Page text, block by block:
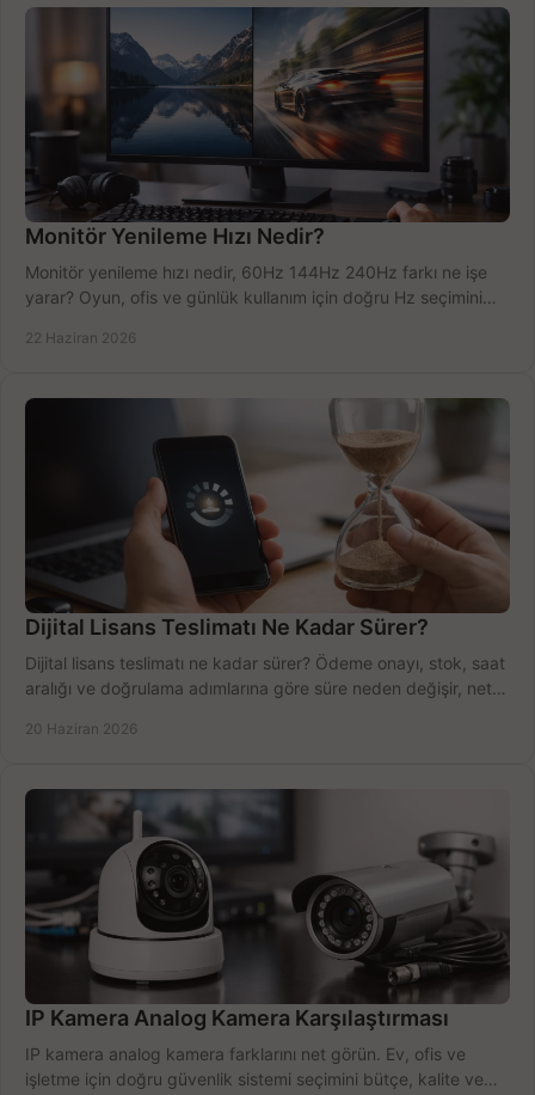
Monitör Yenileme Hızı Nedir?
Monitör yenileme hızı nedir, 60Hz 144Hz 240Hz farkı ne işe
yarar? Oyun, ofis ve günlük kullanım için doğru Hz seçimini
22 Haziran 2026
Dijital Lisans Teslimatı Ne Kadar Sürer?
Dijital lisans teslimatı ne kadar sürer? Ödeme onayı, stok, saat
aralığı ve doğrulama adımlarına göre süre neden değişir, net
20 Haziran 2026
IP Kamera Analog Kamera Karşılaştırması
IP kamera analog kamera farklarını net görün. Ev, ofis ve
işletme için doğru güvenlik sistemi seçimini bütçe, kalite ve